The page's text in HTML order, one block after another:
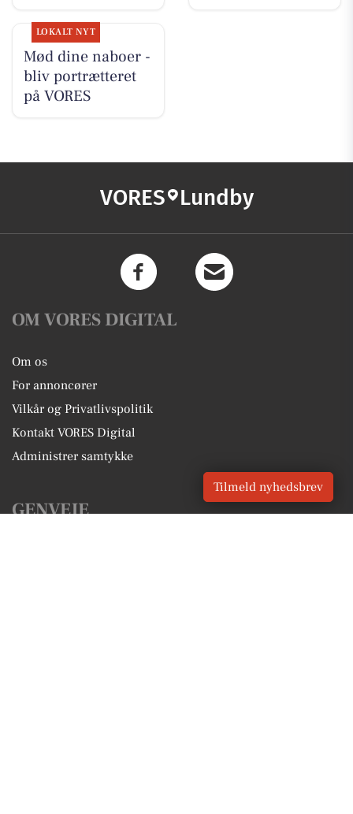
LOKALT NYT
Mød dine naboer -
bliv portrætteret
på VORES
VORES Lundby
OM VORES DIGITAL
Om os
For annoncører
Vilkår og Privatlivspolitik
Kontakt VORES Digital
Administrer samtykke
GENVEJE
Tilmeld nyhedsbrev